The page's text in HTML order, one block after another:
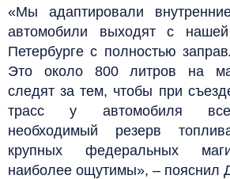
«Мы адаптировали
автомобили выходят с
Петербурге с полностью
Это около 800 литров на
следят за тем, чтобы при
трасс у автомобиля
необходимый резерв
крупных федеральных
наиболее ощутимы», – пояснил